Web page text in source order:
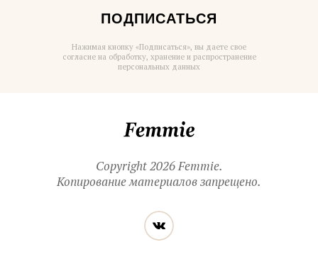
ПОДПИСАТЬСЯ
Нажимая кнопку «Подписаться», вы даете свое
согласие на обработку, хранение и распространение
персональных данных
Copyright 2026 Femmie.
Копирование материалов запрещено.
Читайте
нас
в социальных